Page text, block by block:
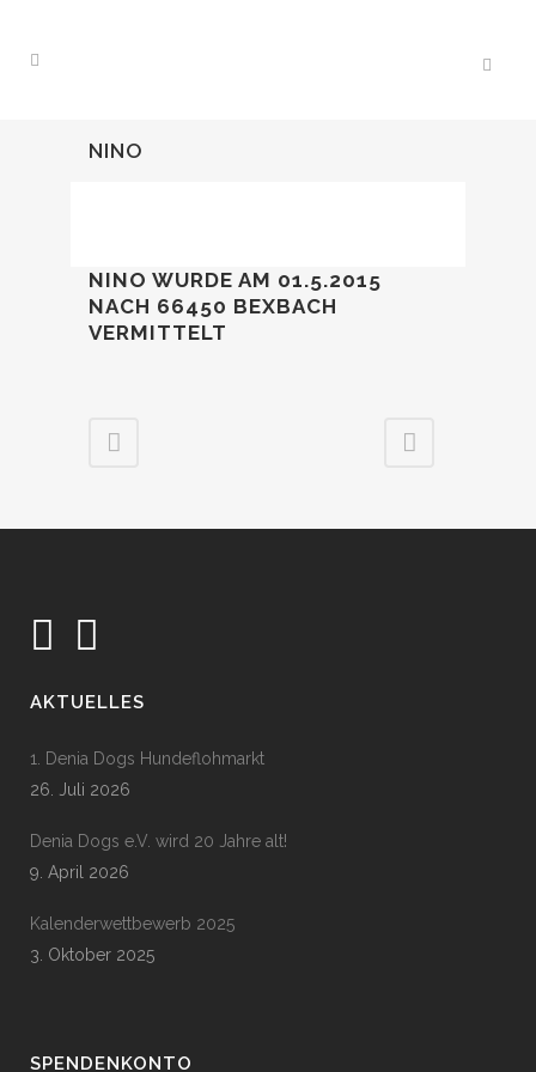
NINO
NINO WURDE AM 01.5.2015
NACH 66450 BEXBACH
VERMITTELT
AKTUELLES
1. Denia Dogs Hundeflohmarkt
26. Juli 2026
Denia Dogs e.V. wird 20 Jahre alt!
9. April 2026
Kalenderwettbewerb 2025
3. Oktober 2025
SPENDENKONTO